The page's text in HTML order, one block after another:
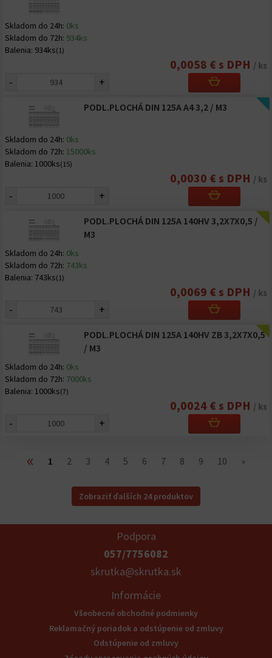
Skladom do 24h: 0ks
Skladom do 72h: 934ks
Balenia: 934ks(1)
0,0058 € s DPH / ks
- +
PODL.PLOCHÁ DIN 125A A4 3,2 / M3
Skladom do 24h: 0ks
Skladom do 72h: 15000ks
Balenia: 1000ks(15)
0,0030 € s DPH / ks
- +
PODL.PLOCHÁ DIN 125A 140HV 3,2X7X0,5 /
M3
Skladom do 24h: 0ks
Skladom do 72h: 743ks
Balenia: 743ks(1)
0,0069 € s DPH / ks
- +
PODL.PLOCHÁ DIN 125A 140HV ZB 3,2X7X0,5
/ M3
Skladom do 24h: 0ks
Skladom do 72h: 7000ks
Balenia: 1000ks(7)
0,0024 € s DPH / ks
- +
« 1 2 3 4 5 6 7 8 9 10 »
Zobraziť ďalších 24 produktov
Podpora
057/7756082
skrutka@skrutka.sk
Informácie
Všeobecné obchodné podmienky
Reklamačný poriadok a odstúpenie od zmluvy
Odstúpenie od zmluvy